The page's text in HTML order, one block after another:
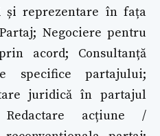
și reprezentare în fața
Negociere pentru
acord; Consultanță
specifice partajului;
juridică în partajul
acțiune /